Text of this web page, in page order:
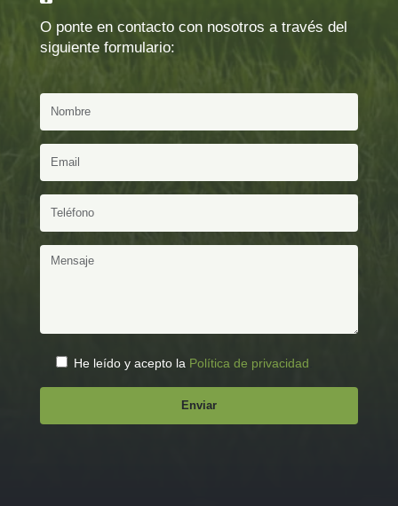
O ponte en contacto con nosotros a través del
siguiente formulario:
He leído y acepto la Política de privacidad